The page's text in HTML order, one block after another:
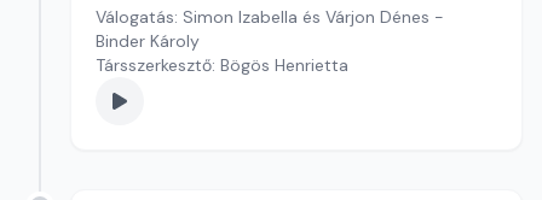
Válogatás: Simon Izabella és Várjon Dénes -
Binder Károly
Társszerkesztő: Bögös Henrietta